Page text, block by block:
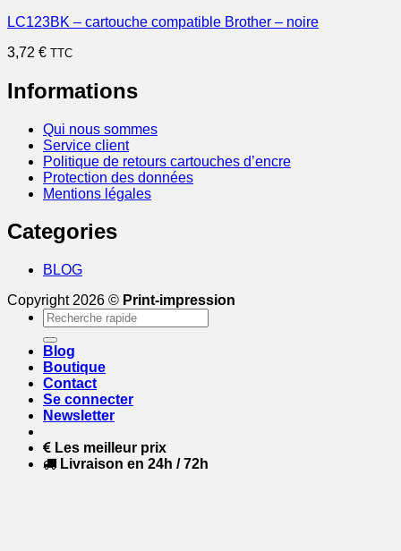
LC123BK – cartouche compatible Brother – noire
3,72 € TTC
Informations
Qui nous sommes
Service client
Politique de retours cartouches d’encre
Protection des données
Mentions légales
Categories
BLOG
Copyright 2026 © Print-impression
Recherche
pour :
Blog
Boutique
Contact
Se connecter
Newsletter
Les meilleur prix
Livraison en 24h / 72h